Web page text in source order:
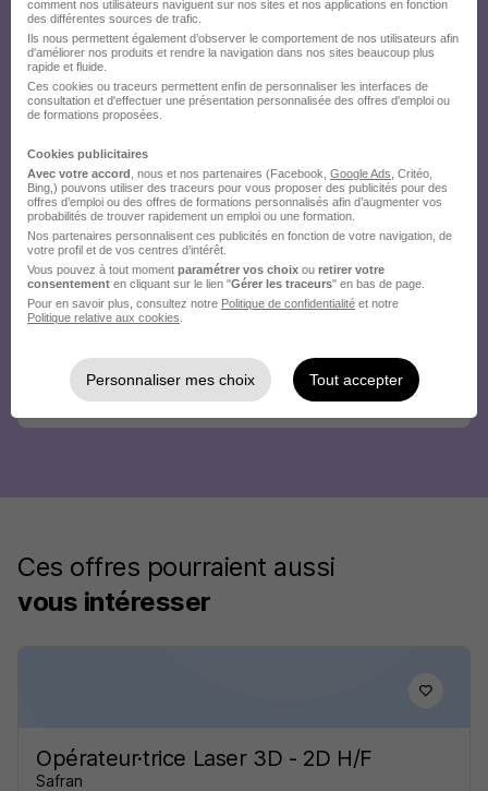
Ces offres pourraient aussi
vous intéresser
Opérateur·trice Laser 3D - 2D H/F
Safran
comment nos utilisateurs naviguent sur nos sites et nos applications en fonction
des différentes sources de trafic.
Ils nous permettent également d’observer le comportement de nos utilisateurs afin
d'améliorer nos produits et rendre la navigation dans nos sites beaucoup plus
rapide et fluide.
Ces cookies ou traceurs permettent enfin de personnaliser les interfaces de
consultation et d'effectuer une présentation personnalisée des offres d'emploi ou
de formations proposées.
Cookies publicitaires
Avec votre accord , nous et nos partenaires (Facebook, Google Ads , Critéo,
Bing,) pouvons utiliser des traceurs pour vous proposer des publicités pour des
offres d’emploi ou des offres de formations personnalisés afin d’augmenter vos
probabilités de trouver rapidement un emploi ou une formation.
Nos partenaires personnalisent ces publicités en fonction de votre navigation, de
votre profil et de vos centres d’intérêt.
Vous pouvez à tout moment paramétrer vos choix ou retirer votre
consentement en cliquant sur le lien "Gérer les traceurs" en bas de page.
Pour en savoir plus, consultez notre Politique de confidentialité et notre
Politique relative aux cookies
Personnaliser mes choix Tout accepter